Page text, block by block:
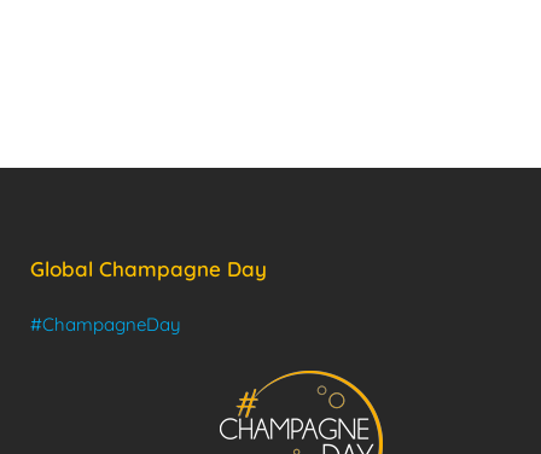
Global Champagne Day
#ChampagneDay